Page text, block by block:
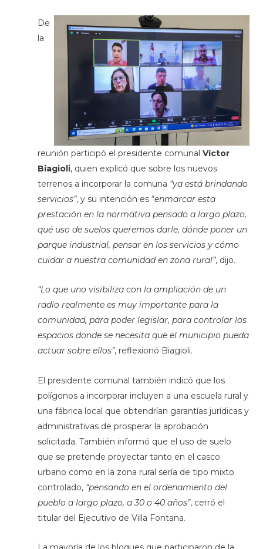
De
la
reunión participó el presidente comunal Víctor
Biagioli, quien explicó que sobre los nuevos
terrenos a incorporar la comuna “ya está brindando
servicios”, y su intención es “enmarcar esta
prestación en la normativa pensado a largo plazo,
qué uso de suelos queremos darle, dónde poner un
parque industrial, pensar en los servicios y cómo
cuidar a nuestra comunidad en zona rural”, dijo.
“Lo que uno visibiliza con la ampliación de un
radio realmente es muy importante para la
comunidad, para poder legislar, para controlar los
espacios donde se necesita que el municipio pueda
actuar sobre ellos”, reflexionó Biagioli.
El presidente comunal también indicó que los
polígonos a incorporar incluyen a una escuela rural y
una fábrica local que obtendrían garantías jurídicas y
administrativas de prosperar la aprobación
solicitada. También informó que el uso de suelo
que se pretende proyectar tanto en el casco
urbano como en la zona rural sería de tipo mixto
controlado, “pensando en el ordenamiento del
pueblo a largo plazo, a 30 o 40 años”, cerró el
titular del Ejecutivo de Villa Fontana.